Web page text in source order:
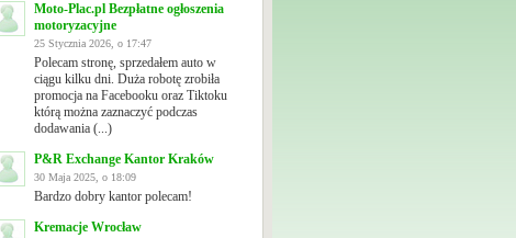
Moto-Plac.pl Bezpłatne ogłoszenia
motoryzacyjne
25 Stycznia 2026, o 17:47
Polecam stronę, sprzedałem auto w
ciągu kilku dni. Duża robotę zrobiła
promocja na Facebooku oraz Tiktoku
którą można zaznaczyć podczas
dodawania (...)
P&R Exchange Kantor Kraków
30 Maja 2025, o 18:09
Bardzo dobry kantor polecam!
Kremacje Wrocław